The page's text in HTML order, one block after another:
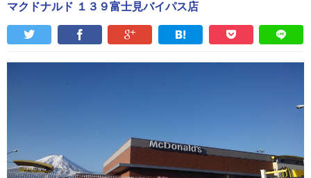
マクドナルド １３９富士見バイパス店